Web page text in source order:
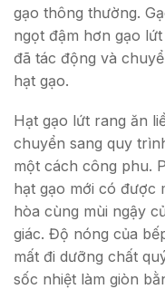
gạo thông thường.
ngọt đậm hơn gạo
đã tác động và
hạt gạo.
Hạt gạo lứt rang ăn
chuyển sang quy
một cách công phu.
hạt gạo mới có được
hòa cùng mùi ngậy
giác. Độ nóng của
mất đi dưỡng chất
sốc nhiệt làm giòn